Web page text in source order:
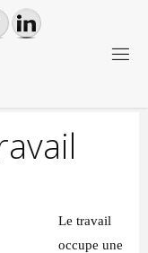
Le travail
occupe une